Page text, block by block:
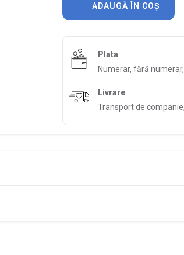
ADAUGĂ ÎN COȘ
Plata
Numerar, fără
Livrare
Transport de